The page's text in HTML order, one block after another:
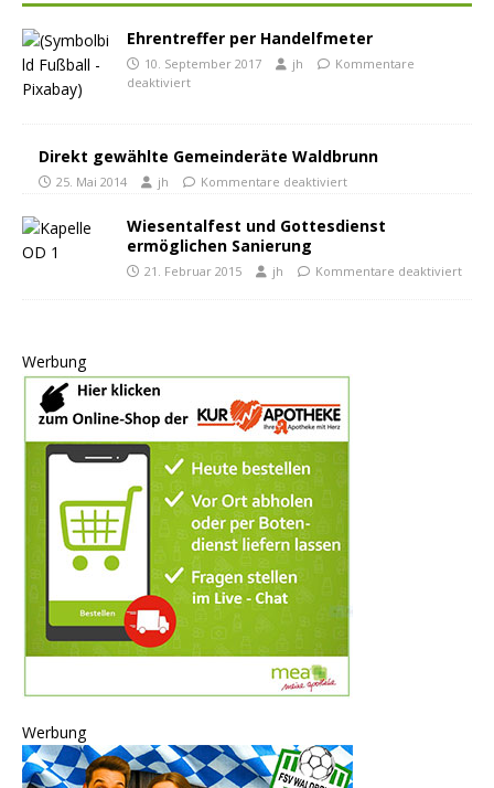
Ehrentreffer per Handelfmeter
10. September 2017 jh
Kommentare
deaktiviert
Direkt gewählte Gemeinderäte Waldbrunn
25. Mai 2014 jh Kommentare deaktiviert
Wiesentalfest und Gottesdienst
ermöglichen Sanierung
21. Februar 2015 jh Kommentare deaktiviert
Werbung
Werbung